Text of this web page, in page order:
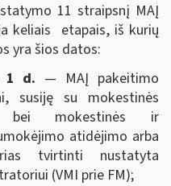
11 straipsnį MAĮ
keliais etapais, iš kurių
yra šios datos:
1 d. — MAĮ pakeitimo
susiję su mokestinės
bei mokestinės ir
atidėjimo arba
tvirtinti nustatyta
(VMI prie FM);